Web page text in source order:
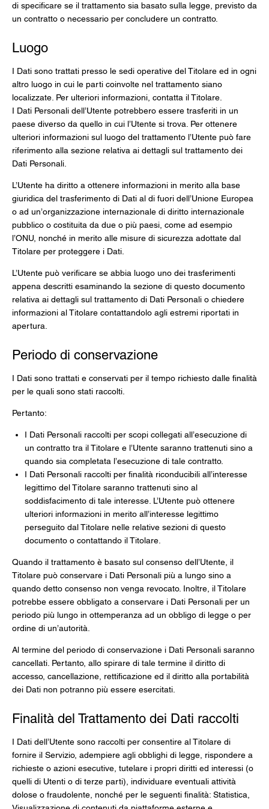
di specificare se il trattamento sia basato sulla legge, previsto da
un contratto o necessario per concludere un contratto.
Luogo
I Dati sono trattati presso le sedi operative del Titolare ed in ogni
altro luogo in cui le parti coinvolte nel trattamento siano
localizzate. Per ulteriori informazioni, contatta il Titolare.
I Dati Personali dell’Utente potrebbero essere trasferiti in un
paese diverso da quello in cui l’Utente si trova. Per ottenere
ulteriori informazioni sul luogo del trattamento l’Utente può fare
riferimento alla sezione relativa ai dettagli sul trattamento dei
Dati Personali.
L’Utente ha diritto a ottenere informazioni in merito alla base
giuridica del trasferimento di Dati al di fuori dell’Unione Europea
o ad un’organizzazione internazionale di diritto internazionale
pubblico o costituita da due o più paesi, come ad esempio
l’ONU, nonché in merito alle misure di sicurezza adottate dal
Titolare per proteggere i Dati.
L’Utente può verificare se abbia luogo uno dei trasferimenti
appena descritti esaminando la sezione di questo documento
relativa ai dettagli sul trattamento di Dati Personali o chiedere
informazioni al Titolare contattandolo agli estremi riportati in
apertura.
Periodo di conservazione
I Dati sono trattati e conservati per il tempo richiesto dalle finalità
per le quali sono stati raccolti.
Pertanto:
I Dati Personali raccolti per scopi collegati all’esecuzione di
un contratto tra il Titolare e l’Utente saranno trattenuti sino a
quando sia completata l’esecuzione di tale contratto.
I Dati Personali raccolti per finalità riconducibili all’interesse
legittimo del Titolare saranno trattenuti sino al
soddisfacimento di tale interesse. L’Utente può ottenere
ulteriori informazioni in merito all’interesse legittimo
perseguito dal Titolare nelle relative sezioni di questo
documento o contattando il Titolare.
Quando il trattamento è basato sul consenso dell’Utente, il
Titolare può conservare i Dati Personali più a lungo sino a
quando detto consenso non venga revocato. Inoltre, il Titolare
potrebbe essere obbligato a conservare i Dati Personali per un
periodo più lungo in ottemperanza ad un obbligo di legge o per
ordine di un’autorità.
Al termine del periodo di conservazione i Dati Personali saranno
cancellati. Pertanto, allo spirare di tale termine il diritto di
accesso, cancellazione, rettificazione ed il diritto alla portabilità
dei Dati non potranno più essere esercitati.
Finalità del Trattamento dei Dati raccolti
I Dati dell’Utente sono raccolti per consentire al Titolare di
fornire il Servizio, adempiere agli obblighi di legge, rispondere a
richieste o azioni esecutive, tutelare i propri diritti ed interessi (o
quelli di Utenti o di terze parti), individuare eventuali attività
dolose o fraudolente, nonché per le seguenti finalità: Statistica,